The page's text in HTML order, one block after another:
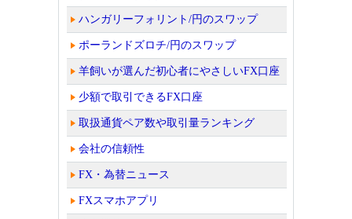
ハンガリーフォリント/円のスワップ
ポーランドズロチ/円のスワップ
羊飼いが選んだ初心者にやさしいFX口座
少額で取引できるFX口座
取扱通貨ペア数や取引量ランキング
会社の信頼性
FX・為替ニュース
FXスマホアプリ